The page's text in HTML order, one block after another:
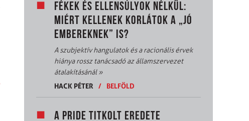
FÉKEK ÉS ELLENSÚLYOK NÉLKÜL:
MIÉRT KELLENEK KORLÁTOK A „JÓ
EMBEREKNEK” IS?
A szubjektív hangulatok és a racionális érvek
hiánya rossz tanácsadó az államszervezet
átalakításánál»
HACK PÉTER
/ BELFÖLD
A PRIDE TITKOLT EREDETE